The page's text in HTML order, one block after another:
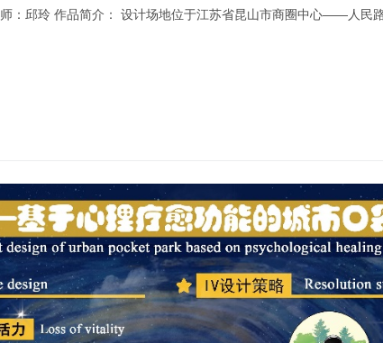
师：邱玲 作品简介： 设计场地位于江苏省昆山市商圈中心——人民路